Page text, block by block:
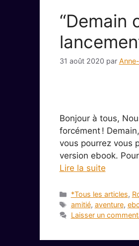
“Demain
31 août 2020 par
Bonjour à tous,
forcément !
vous pourrez vous
version ebook.
Lire la suite
Catégories
*Tous les articles,
Étiquettes
amitié, aventure,
Laisser un